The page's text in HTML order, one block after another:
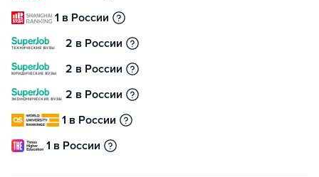
1 в России
2 в России
2 в России
2 в России
1 в России
1 в России